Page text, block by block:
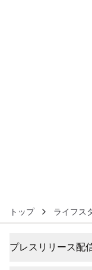
トップ ライフス
プレスリリース配